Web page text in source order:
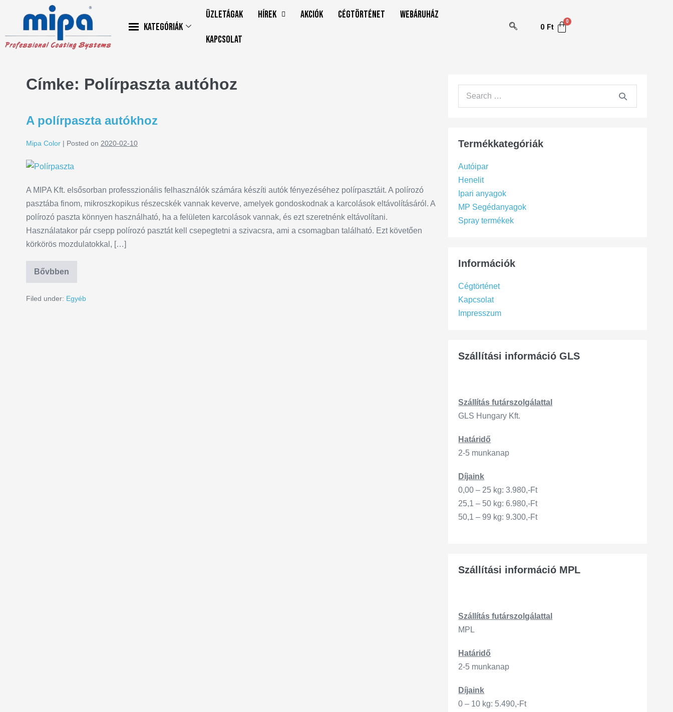
Kategóriák
Üzletágak Hírek Akciók Cégtörténet Webáruház
Kapcsolat
0 Ft
Címke: Polírpaszta autóhoz
A polírpaszta autókhoz
Mipa Color | Posted on 2020-02-10
A MIPA Kft. elsősorban professzionális felhasználók számára készíti autók fényezéséhez polírpasztáit. A polírozó
pasztába finom, mikroszkopikus részecskék vannak keverve, amelyek gondoskodnak a karcolások eltávolításáról. A
polírozó paszta könnyen használható, ha a felületen karcolások vannak, és ezt szeretnénk eltávolítani.
Használatakor pár csepp polírozó pasztát kell csepegtetni a szivacsra, ami a csomagban található. Ezt követően
körkörös mozdulatokkal, […]
Bővbben
Filed under: Egyéb
Termékkategóriák
Autóipar
Henelit
Ipari anyagok
MP Segédanyagok
Spray termékek
Információk
Cégtörténet
Kapcsolat
Impresszum
Szállítási információ GLS
Szállítás futárszo lgálattal
GLS Hungary Kft.
Határidő
2-5 munkanap
Díjaink
0,00 – 25 kg: 3.980,-Ft
25,1 – 50 kg: 6.980,-Ft
50,1 – 99 kg: 9.300,-Ft
Szállítási információ MPL
Szállítás futárszo lgálattal
MPL
Határidő
2-5 munkanap
Díjaink
0 – 10 kg: 5.490,-Ft